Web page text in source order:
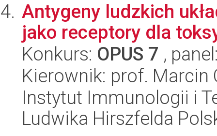
Antygeny ludzkich
jako receptory dla
Konkurs: OPUS 7 ,
Kierownik: prof. Marcin
Instytut Immunologii i
Ludwika Hirszfelda